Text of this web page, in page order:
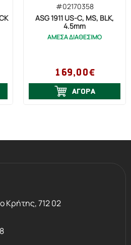
#02170358
ASG 1911 US-C, MS, BLK,
4.5mm
ΑΜΕΣΑ ΔΙΑΘΕΣΙΜΟ
169,00€
ΑΓΟΡΑ
Kρήτης,712 02